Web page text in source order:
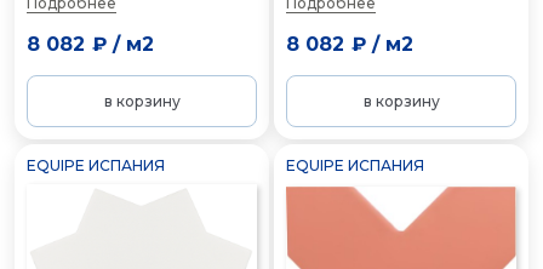
8 082 ₽/ м2
в корзину
8 082 ₽/ м2
в корзину
EQUIPE ИСПАНИЯ EQUIPE ИСПАНИЯ